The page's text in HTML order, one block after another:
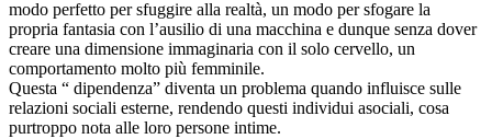
modo perfetto per sfuggire alla realtà, un modo per sfogare la
propria fantasia con l’ausilio di una macchina e dunque senza dover
creare una dimensione immaginaria con il solo cervello, un
comportamento molto più femminile.
Questa “ dipendenza” diventa un problema quando influisce sulle
relazioni sociali esterne, rendendo questi individui asociali, cosa
purtroppo nota alle loro persone intime.